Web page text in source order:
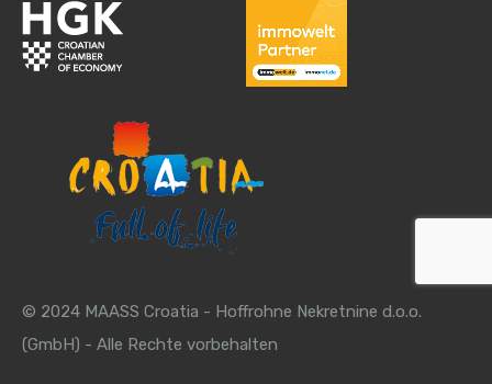
© 2024 MAASS Croatia - Hoffrohne Nekretnine d.o.o.
(GmbH) - Alle Rechte vorbehalten